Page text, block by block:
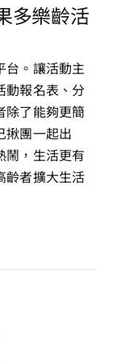
多樂齡活
台。讓活動主
動報名表、分
除了能夠更簡
揪團一起出
鬧，生活更有
齡者擴大生活